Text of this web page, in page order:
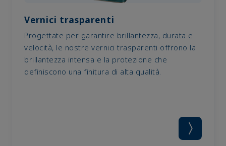
Vernici trasparenti
Progettate per garantire brillantezza, durata e
velocità, le nostre vernici trasparenti offrono la
brillantezza intensa e la protezione che
definiscono una finitura di alta qualità.